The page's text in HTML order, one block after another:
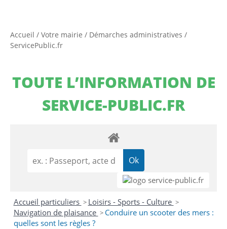
Accueil / Votre mairie / Démarches administratives /
ServicePublic.fr
TOUTE L’INFORMATION DE
SERVICE-PUBLIC.FR
Accueil particuliers > Loisirs - Sports - Culture >
Navigation de plaisance > Conduire un scooter des mers :
quelles sont les règles ?